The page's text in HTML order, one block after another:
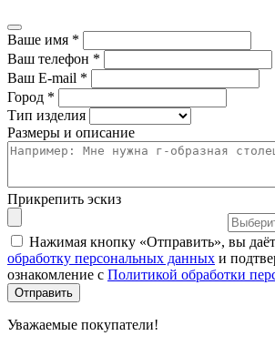
Ваше имя *
Ваш телефон *
Ваш E-mail *
Город *
Тип изделия
Размеры и описание
Прикрепить эскиз
Нажимая кнопку «Отправить», вы
обработку персональных данных и
ознакомление с Политикой обработки
Уважаемые покупатели!